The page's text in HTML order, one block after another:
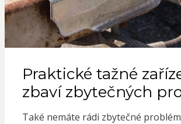
Praktické tažné
zbaví zbytečných
Také nemáte rádi zbytečné